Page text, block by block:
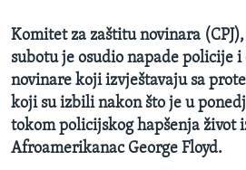
Komitet za zaštitu novinara
subotu je osudio napade policije
novinare koji izvještavaju sa
koji su izbili nakon što je u
tokom policijskog hapšenja život
Afroamerikanac George Floyd.